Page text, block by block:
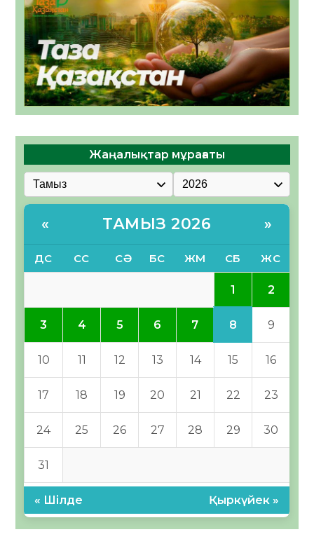
Жаңалықтар мұрағаты
« ТАМЫЗ 2026 »
ДС СС СӘ БС ЖМ СБ ЖС
1 2
3 4 5 6 7 8 9
10 11 12 13 14 15 16
17 18 19 20 21 22 23
24 25 26 27 28 29 30
31
« Шілде Қыркүйек »